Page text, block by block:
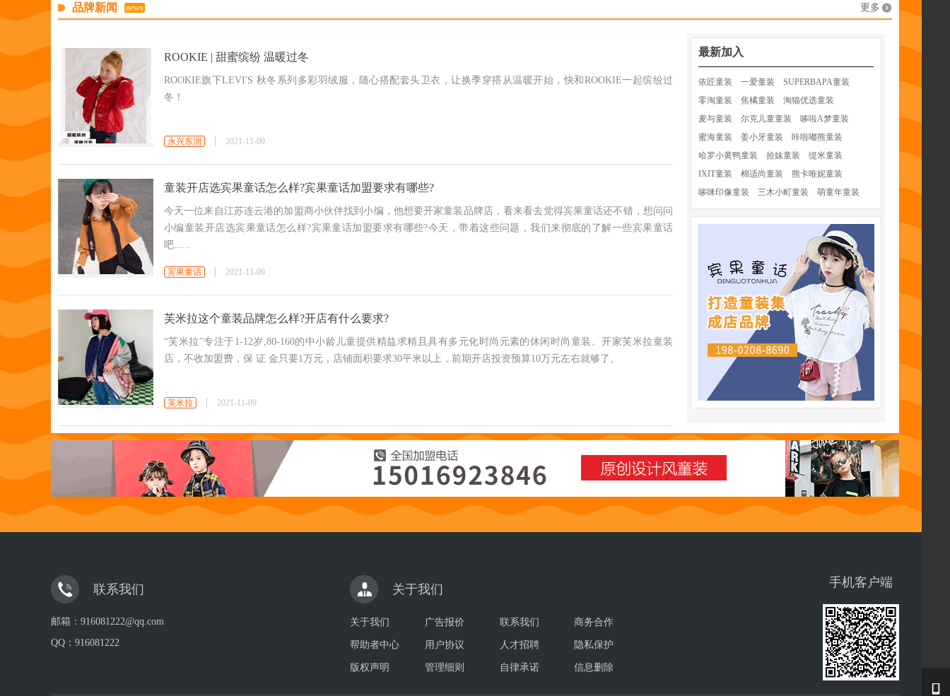
品牌新闻 news 更多
ROOKIE | 甜蜜缤纷 温暖过冬
ROOKIE旗下LEVI'S 秋冬系列多彩羽绒服，随心搭配套头卫衣，让换季穿搭从温暖开始，快和ROOKIE一起缤纷过
冬！
永兴东润 2021-11-09
童装开店选宾果童话怎么样?宾果童话加盟要求有哪些?
今天一位来自江苏连云港的加盟商小伙伴找到小编，他想要开家童装品牌店，看来看去觉得宾果童话还不错，想问问
小编童装开店选宾果童话怎么样?宾果童话加盟要求有哪些?今天，带着这些问题，我们来彻底的了解一些宾果童话
吧......
宾果童话 2021-11-09
芙米拉这个童装品牌怎么样?开店有什么要求?
“芙米拉”专注于1-12岁,80-160的中小龄儿童提供精益求精且具有多元化时尚元素的休闲时尚童装。开家芙米拉童装
店，不收加盟费，保 证 金只要1万元，店铺面积要求30平米以上，前期开店投资预算10万元左右就够了。
芙米拉 2021-11-09
最新加入
依匠童装 一爱童装
SUPERBAPA童装
零淘童装
焦橘童装
淘猫优选童装
麦与童装
尔克儿童童装
哆啦A梦童装
蜜海童装
姜小牙童装
咔啦嘟熊童装
哈罗小黄鸭童装
拾妹童装
缇米童装
IXIT童装
棉适尚童装
熊卡唯妮童装
哆咪印像童装
三木小町童装 萌童年童装
联系我们
邮箱：916081222@qq.com
QQ： 916081222
关于我们
关于我们 广告报价 联系我们 商务合作
帮助者中心 用户协议 人才招聘 隐私保护
版权声明 管理细则 自律承诺 信息删除
手机客户端